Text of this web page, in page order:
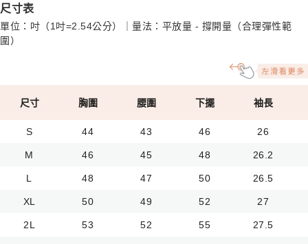
尺寸表
單位：吋（1吋=2.54公分）｜量法：平放量 - 撐開量（合理彈性範
圍）
尺寸 胸圍 腰圍 下擺 袖長
S 44 43 46 26
M 46 45 48 26.2
L 48 47 50 26.5
XL 50 49 52 27
2L 53 52 55 27.5